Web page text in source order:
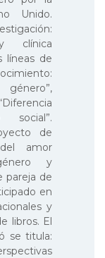
Unido.
clínica
líneas de
de
amor
y
pareja de
en
y
libros. El
se titula: